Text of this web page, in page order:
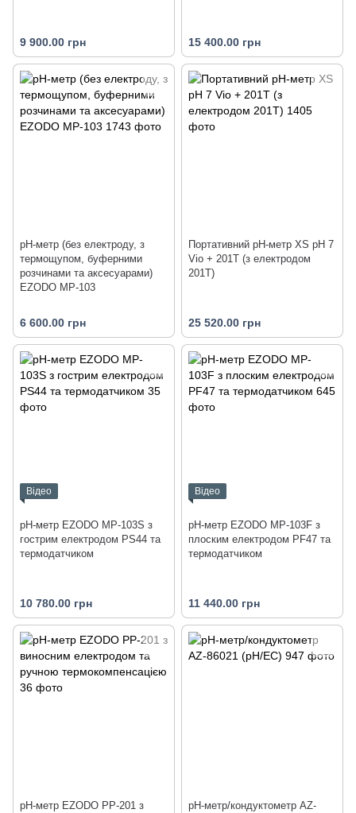
9 900.00 грн 15 400.00 грн
рН-метр (без електроду, з
термощупом, буферними
розчинами та аксесуарами)
EZODO MP-103
6 600.00 грн
Портативний pH-метр XS pH 7
Vio + 201T (з електродом
201T)
25 520.00 грн
Відео
рН-метр EZODO MP-103S з
гострим електродом PS44 та
термодатчиком
10 780.00 грн
Відео
рН-метр EZODO MP-103F з
плоским електродом PF47 та
термодатчиком
11 440.00 грн
рН-метр EZODO PP-201 з pH-метр/кондуктометр AZ-